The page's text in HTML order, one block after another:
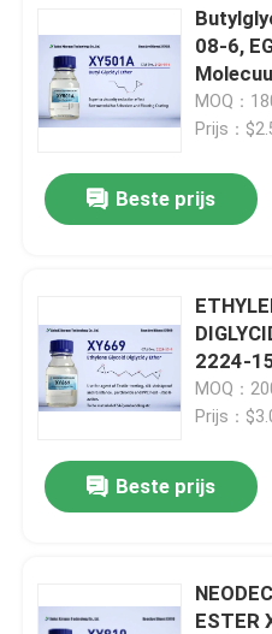
08-6,
Mono-
MOQ：
Prijs：
Beste prijs
2224-
MOQ：
Prijs：
Beste prijs
ESTER